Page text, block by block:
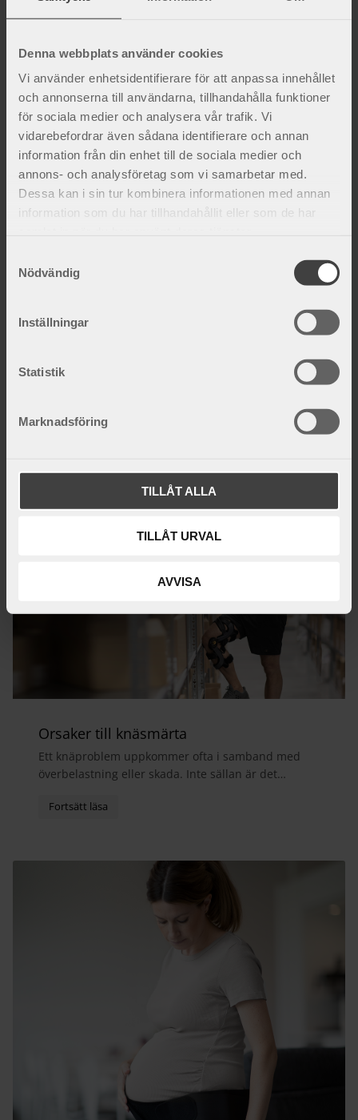
Denna webbplats använder cookies
Vi använder enhetsidentifierare för att anpassa innehållet
och annonserna till användarna, tillhandahålla funktioner
för sociala medier och analysera vår trafik. Vi
vidarebefordrar även sådana identifierare och annan
information från din enhet till de sociala medier och
annons- och analysföretag som vi samarbetar med.
Dessa kan i sin tur kombinera informationen med annan
information som du har tillhandahållit eller som de har
Nödvändig
Inställningar
Statistik
Marknadsföring
TILLÅT ALLA
TILLÅT URVAL
AVVISA
Ronja Halvfabrikat ryggortos
Stabil ryggkorsett med elastiska
sidoband
Ronja Hög ryggstöd
Stabil ryggkorsett med elastiska
sidoband.
2 030kr
Ronja Låg ryggstöd
1 960kr
Lägg till i favoriter
Fakta och inspiration
Orsaker till knäsmärta
Ett knäproblem uppkommer ofta i samband med
överbelastning eller skada. Inte sällan är det
som blir sk...